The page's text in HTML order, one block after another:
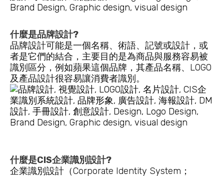
什麼是品牌設計?
品牌設計可能是一個名稱、術語、記號或設計，或
者是它們的結合，主要目的是為商品與服務容易被
識別區分，例如蘋果這個品牌，其產品名稱、LOGO
及產品設計很容易讓消費者識別。
什麼是CIS企業識別設計?
企業識別設計（Corporate Identity System；